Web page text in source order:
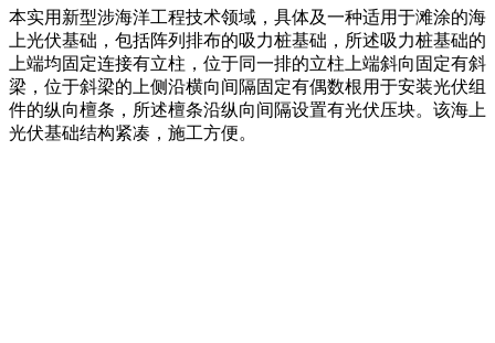
本实用新型涉海洋工程技术领域，具体及一种适用于滩涂的海
上光伏基础，包括阵列排布的吸力桩基础，所述吸力桩基础的
上端均固定连接有立柱，位于同一排的立柱上端斜向固定有斜
梁，位于斜梁的上侧沿横向间隔固定有偶数根用于安装光伏组
件的纵向檀条，所述檀条沿纵向间隔设置有光伏压块。该海上
光伏基础结构紧凑，施工方便。